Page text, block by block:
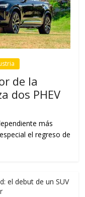
de la
dos PHEV
más
el regreso de
el debut de un SUV